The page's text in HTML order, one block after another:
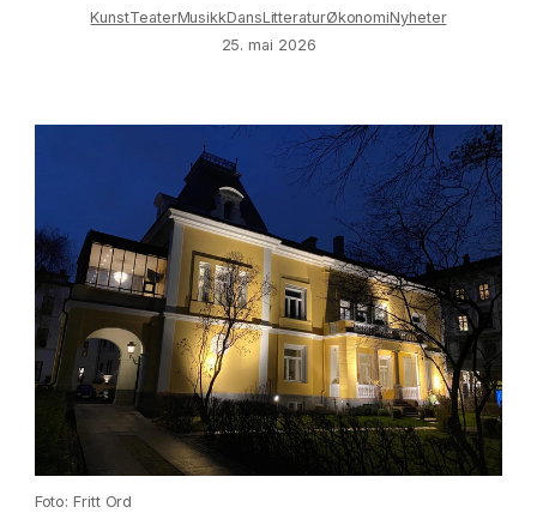
KunstTeaterMusikkDansLitteraturØkonomiNyheter
25. mai 2026
Foto: Fritt Ord